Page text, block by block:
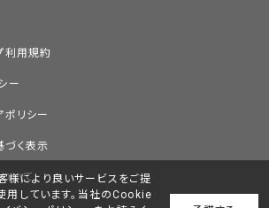
利用規約
ー
ポリシー
く表示
いて
様により良いサービスをご提
用しています。当社のCookie